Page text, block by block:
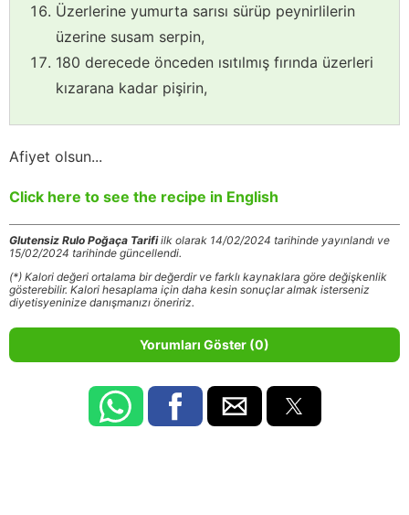
Üzerlerine yumurta sarısı sürüp peynirlilerin
üzerine susam serpin,
180 derecede önceden ısıtılmış fırında üzerleri
kızarana kadar pişirin,
Afiyet olsun...
Click here to see the recipe in English
Glutensiz Rulo Poğaça Tarifiilk olarak 14/02/2024 tarihinde yayınlandı ve
15/02/2024 tarihinde güncellendi.
(*) Kalori değeri ortalama bir değerdir ve farklı kaynaklara göre değişkenlik
gösterebilir. Kalori hesaplama için daha kesin sonuçlar almak isterseniz
diyetisyeninize danışmanızı öneririz.
Yorumları Göster (0)